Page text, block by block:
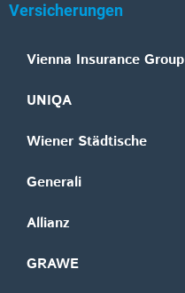
Versicherungen
Vienna Insurance Group
UNIQA
Wiener Städtische
Generali
Allianz
GRAWE